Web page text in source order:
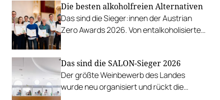
Esterhazy.
Die besten alkoholfreien Alternativen
Das sind die Sieger:innen der Austrian
Zero Awards 2026. Von entalkoholisierten
Das sind die SALON-Sieger 2026
Der größte Weinbewerb des Landes
wurde neu organisiert und rückt die